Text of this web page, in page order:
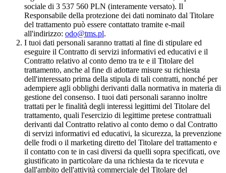
sociale di 3 537 560 PLN (interamente versato). Il
Responsabile della protezione dei dati nominato dal Titolare
del trattamento può essere contattato tramite e-mail
all'indirizzo: odo@tms.pl.
I tuoi dati personali saranno trattati al fine di stipulare ed
eseguire il Contratto di servizi informativi ed educativi e il
Contratto relativo al conto demo tra te e il Titolare del
trattamento, anche al fine di adottare misure su richiesta
dell'interessato prima della stipula di tali contratti, nonché per
adempiere agli obblighi derivanti dalla normativa in materia di
gestione del consenso. I tuoi dati personali saranno inoltre
trattati per le finalità degli interessi legittimi del Titolare del
trattamento, quali l'esercizio di legittime pretese contrattuali
derivanti dal Contratto relativo al conto demo o dal Contratto
di servizi informativi ed educativi, la sicurezza, la prevenzione
delle frodi o il marketing diretto del Titolare del trattamento e
il contatto con te in casi diversi da quelli sopra specificati, ove
giustificato in particolare da una richiesta da te ricevuta e
dall'ambito dell'attività commerciale del Titolare del